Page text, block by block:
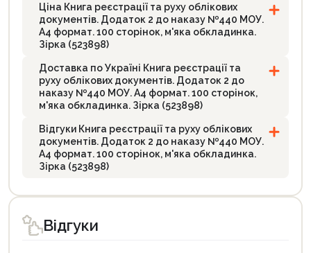
Ціна Книга реєстрації та руху облікових
документів. Додаток 2 до наказу №440 МОУ.
А4 формат. 100 сторінок, м'яка обкладинка.
Зірка (523898)
Доставка по Україні Книга реєстрації та
руху облікових документів. Додаток 2 до
наказу №440 МОУ. А4 формат. 100 сторінок,
м'яка обкладинка. Зірка (523898)
Відгуки Книга реєстрації та руху облікових
документів. Додаток 2 до наказу №440 МОУ.
А4 формат. 100 сторінок, м'яка обкладинка.
Зірка (523898)
Відгуки